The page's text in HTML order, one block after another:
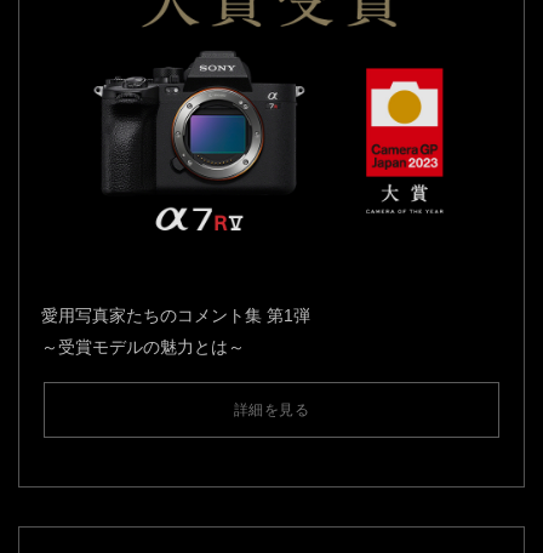
愛用写真家たちのコメント集 第1弾
～受賞モデルの魅力とは～
詳細を見る